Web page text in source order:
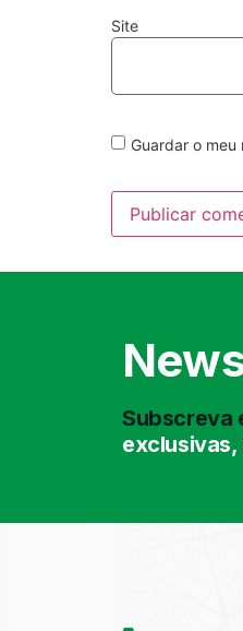
Site
Guardar o
Subscreva